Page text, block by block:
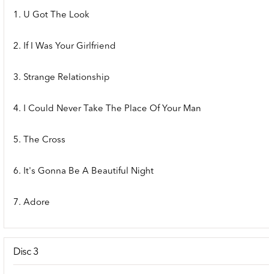
1. U Got The Look
2. If I Was Your Girlfriend
3. Strange Relationship
4. I Could Never Take The Place Of Your Man
5. The Cross
6. It's Gonna Be A Beautiful Night
7. Adore
Disc 3